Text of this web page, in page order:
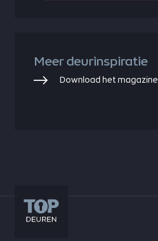
Meer deurinspiratie
Download het magazine